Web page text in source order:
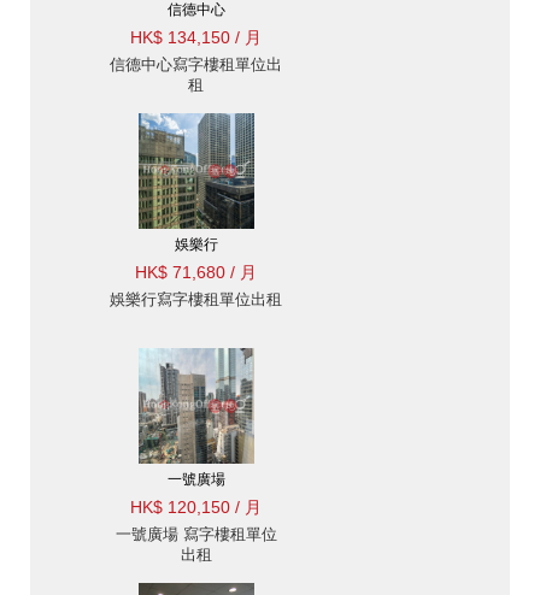
信德中心
HK$ 134,150 / 月
信德中心寫字樓租單位出
租
娛樂行
HK$ 71,680 / 月
娛樂行寫字樓租單位出租
一號廣場
HK$ 120,150 / 月
一號廣場 寫字樓租單位
出租